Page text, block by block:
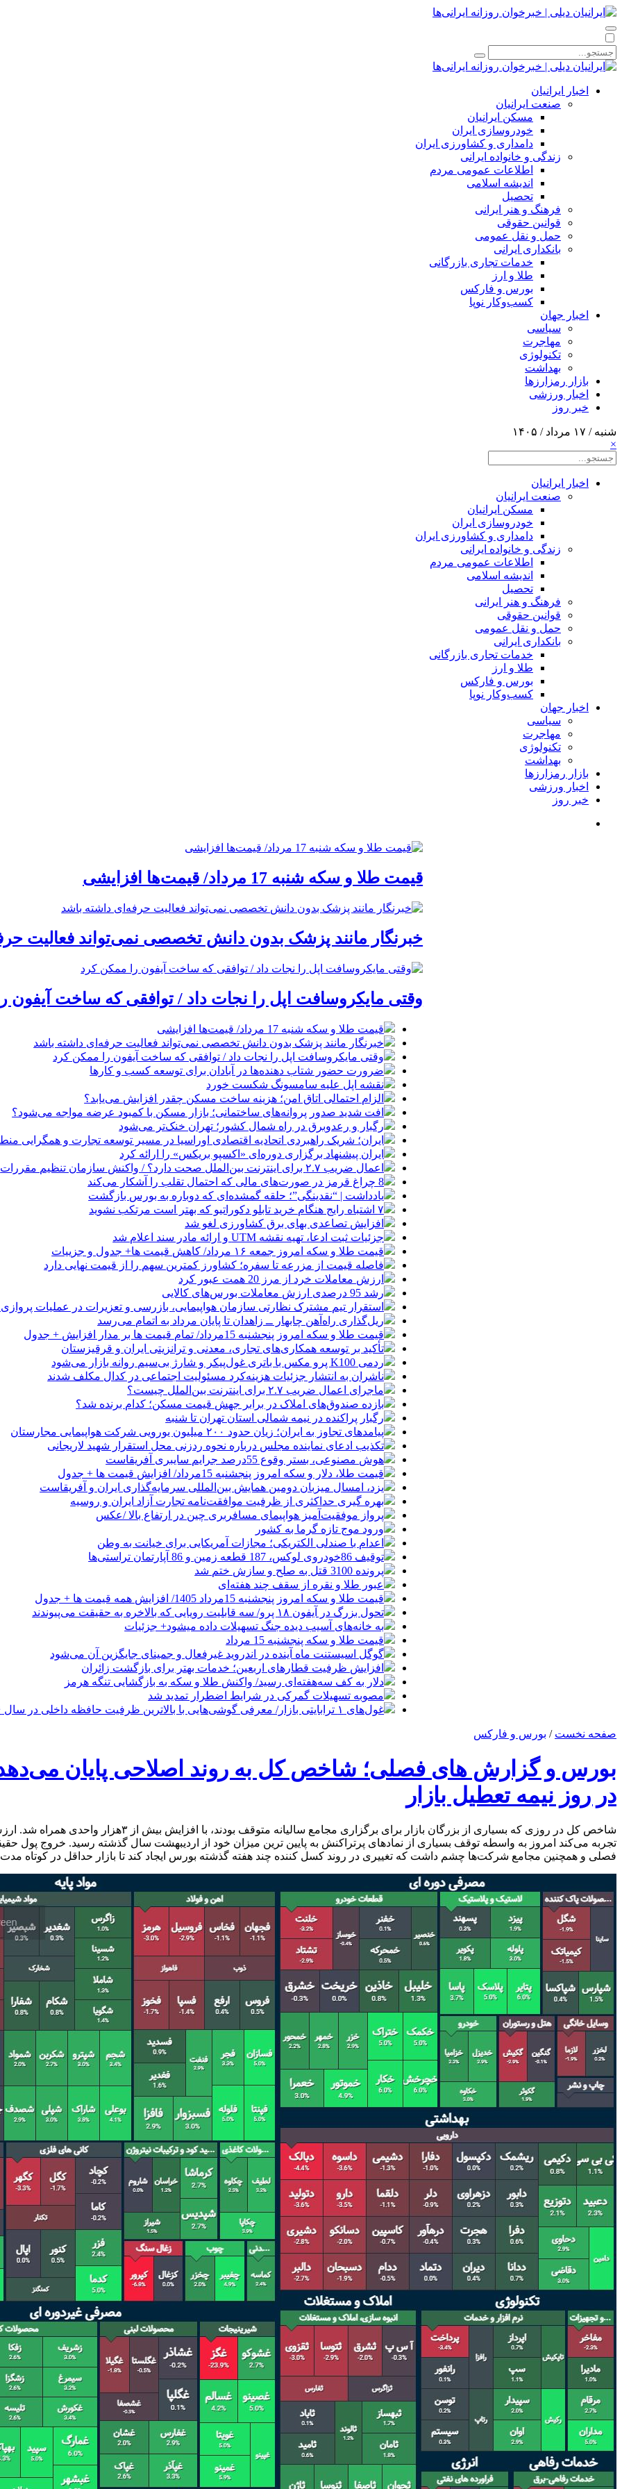
اخبار ایرانیان
صنعت ایرانیان
مسکن ایرانیان
خودروسازی ایران
دامداری و کشاورزی ایران
زندگی و خانواده ایرانی
اطلاعات عمومی مردم
اندیشه اسلامی
تحصیل
فرهنگ و هنر ایرانی
قوانین حقوقی
حمل و نقل عمومی
بانکداری ایرانی
خدمات تجاری بازرگانی
طلا و ارز
بورس و فارکس
کسب‌وکار نوپا
اخبار جهان
سیاسی
مهاجرت
تکنولوژی
بهداشت
بازار رمزارزها
اخبار ورزشی
خبر روز
شنبه / ۱۷ مرداد / ۱۴۰۵
×
اخبار ایرانیان
صنعت ایرانیان
مسکن ایرانیان
خودروسازی ایران
دامداری و کشاورزی ایران
زندگی و خانواده ایرانی
اطلاعات عمومی مردم
اندیشه اسلامی
تحصیل
فرهنگ و هنر ایرانی
قوانین حقوقی
حمل و نقل عمومی
بانکداری ایرانی
خدمات تجاری بازرگانی
طلا و ارز
بورس و فارکس
کسب‌وکار نوپا
اخبار جهان
سیاسی
مهاجرت
تکنولوژی
بهداشت
بازار رمزارزها
اخبار ورزشی
خبر روز
قیمت طلا و سکه شنبه 17 مرداد/ قیمت‌ها افزایشی
خبرنگار مانند پزشک بدون دانش تخصصی نمی‌تواند فعالیت
وقتی مایکروسافت اپل را نجات داد / توافقی که ساخت آیفون
قیمت طلا و سکه شنبه 17 مرداد/ قیمت‌ها افزایشی
خبرنگار مانند پزشک بدون دانش تخصصی نمی‌تواند فعالیت حرفه‌ای داشته باشد
وقتی مایکروسافت اپل را نجات داد / توافقی که ساخت آیفون را ممکن کرد
ضرورت حضور شتاب ‌دهنده‌ها در آبادان برای توسعه کسب‌ و کارها
نقشه اپل علیه سامسونگ شکست خورد
الزام احتمالی اتاق امن؛ هزینه ساخت مسکن چقدر افزایش می‌یابد؟
افت شدید صدور پروانه‌های ساختمانی؛ بازار مسکن با کمبود عرضه مواجه می‌شود؟
رگبار و رعدوبرق در راه شمال کشور؛ تهران خنک‌تر می‌شود
ایران؛ شریک راهبردی اتحادیه اقتصادی اوراسیا در مسیر توسعه تجارت و همگرایی
ایران پیشنهاد برگزاری دوره‌ای «اکسپو بریکس» را ارائه کرد
اعمال ضریب ۲.۷ برای اینترنت بین‌الملل صحت دارد؟ / واکنش سازمان تنظیم مقررات
8 چراغ قرمز در صورت‌های مالی که احتمال تقلب را آشکار می‌کند
یادداشت | “نقدینگی”؛ حلقه گمشده‌ای که دوباره به بورس بازگشت
۷ اشتباه رایج هنگام خرید تابلو دکوراتیو که بهتر است مرتکب نشوید
افزایش تصاعدی بهای برق کشاورزی لغو شد
جزئیات ثبت ادعا، تهیه نقشه UTM و ارائه مادر سند اعلام شد
قیمت طلا و سکه امروز جمعه ۱۶ مرداد/ کاهش قیمت ها+ جدول و جزییات
فاصله قیمت از مزرعه تا سفره؛ کشاورز کمترین سهم را از قیمت نهایی دارد
ارزش معاملات خرد از مرز 20 همت عبور کرد
رشد 95 درصدی ارزش معاملات بورس‌های کالایی
استقرار تیم مشترک نظارتی سازمان هواپیمایی، بازرسی و تعزیرات در عملیات پروازی
ریل‌گذاری راه‌آهن چابهار ــ زاهدان تا پایان مرداد به اتمام می‌رسد
قیمت طلا و سکه امروز پنجشنبه 15مرداد/ تمام قیمت ها بر مدار افزایش + جدول
تأکید بر توسعه همکاری‌های تجاری، معدنی و ترانزیتی ایران و قرقیزستان
ردمی K100 پرو مکس با باتری غول‌پیکر و شارژ بی‌سیم روانه بازار می‌شود
ناشران به انتشار جزئیات هزینه‌کرد مسئولیت اجتماعی در کدال مکلف شدند
ماجرای اعمال ضریب ۲.۷ برای اینترنت بین‌الملل چیست؟
بازده صندوق‌های املاک در برابر جهش قیمت مسکن؛ کدام برنده شد؟
رگبار پراکنده در نیمه شمالی استان تهران تا شنبه
پیامدهای تجاوز به ایران؛ زیان حدود ۲۰۰ میلیون یورویی شرکت هواپیمایی مجارستان
تکذیب ادعای نماینده مجلس درباره نحوه ردزنی محل استقرار شهید لاریجانی
هوش مصنوعی، بستر وقوع 55درصد جرایم سایبری آفریقاست
قیمت طلا، دلار و سکه امروز پنجشنبه 15مرداد/ افزایش قیمت ها + جدول
یزد، امسال میزبان دومین همایش بین‌المللی سرمایه‌گذاری ایران و آفریقاست
بهره گیری حداکثری از ظرفیت موافقت‌نامه تجارت آزاد ایران و روسیه
پرواز موفقیت‌آمیز هواپیمای مسافربری چین در ارتفاع بالا /عکس
ورود موج تازه گرما به کشور
اعدام با صندلی الکتریکی؛ مجازات آمریکایی برای خیانت به وطن
توقیف 86خودروی لوکس، 187 قطعه زمین و 86 آپارتمان تراستی‌ها
پرونده 3100 قتل به صلح و سازش ختم شد
عبور طلا و نقره از سقف چند هفته‌ای
قیمت طلا و سکه امروز پنجشنبه 15مرداد 1405/ افزایش همه قیمت ها + جدول
تحول بزرگ در آیفون ۱۸ پرو/ سه قابلیت رویایی که بالاخره به حقیقت می‌پیوندند
به خانه‌های آسیب دیده جنگ تسهیلات داده میشود+ جزئیات
قیمت طلا و سکه پنجشنبه 15 مرداد
گوگل اسیستنت ماه آینده در اندروید غیرفعال و جمینای جایگزین آن می‌شود
افزایش ظرفیت قطارهای اربعین؛ خدمات بهتر برای بازگشت زائران
دلار به کف سه‌هفته‌ای رسید/ واکنش طلا و سکه به بازگشایی تنگه هرمز
مصوبه تسهیلات گمرکی در شرایط اضطرار تمدید شد
غول‌های ۱ ترابایتی بازار/ معرفی گوشی‌هایی با بالاترین ظرفیت حافظه داخلی در سال ۲۰۲۶
صفحه نخست / بورس و فارکس
بورس و گزارش های فصلی؛ شاخص کل به روند اصلاحی پایان
در روز نیمه تعطیل بازار
شاخص کل در روزی که بسیاری از بزرگان بازار برای
تجربه می‌کند امروز به واسطه توقف بسیاری از نمادهای پرتراکنش به پایین ترین میزان خود از اردیبهشت سال گذشته رسید. خروج پول
فصلی و همچنین مجامع شرکت‌ها چشم داشت که تغییری در روند کسل کننده چند هفته گذشته بورس ایجاد کند تا بازار حداقل در کوتاه مدت